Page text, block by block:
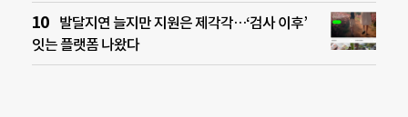
발달지연 늘지만 지원은 제각각…‘검사 이후’
잇는 플랫폼 나왔다